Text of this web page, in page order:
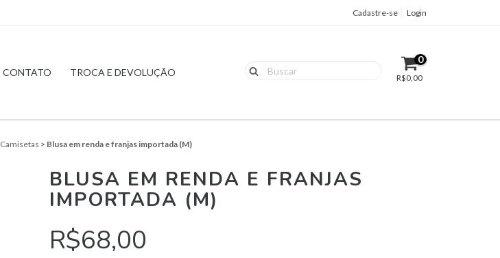
Cadastre-se Login
CONTATO TROCA E DEVOLUÇÃO
0
R$0,00
Camisetas > Blusa em renda e franjas importada (M)
BLUSA EM RENDA E FRANJAS
IMPORTADA (M)
R$68,00